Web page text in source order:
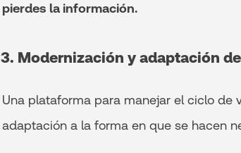
pierdes la información.
3. Modernización y adaptación
Una plataforma para manejar el ciclo de
adaptación a la forma en que se hacen